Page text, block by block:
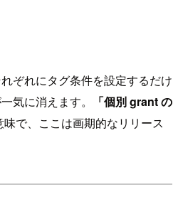
ぞれにタグ条件を設定するだけ
気に消えます。
「個別 grant の
味で、ここは画期的なリリース